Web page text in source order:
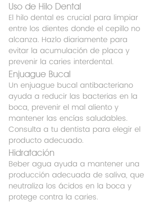
Uso de Hilo Dental
El hilo dental es crucial para limpiar
entre los dientes donde el cepillo no
alcanza. Hazlo diariamente para
evitar la acumulación de placa y
prevenir la caries interdental.
Enjuague Bucal
Un enjuague bucal antibacteriano
ayuda a reducir las bacterias en la
boca, prevenir el mal aliento y
mantener las encías saludables.
Consulta a tu dentista para elegir el
producto adecuado.
Hidratación
Beber agua ayuda a mantener una
producción adecuada de saliva, que
neutraliza los ácidos en la boca y
protege contra la caries.